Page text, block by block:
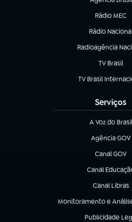
(abre em nova
Rádio MEC
(abre em
Rádio
Radioagência
(abre em nova
TV Brasil
(abre em
TV Brasil
(abre em nova
Serviços
A Voz do Brasil
(abre em nova
Agência GOV
(abre em nova
Canal GOV
(abre em
Canal
(abre em nova
Canal Libras
(abre em
Monitoramento e
(abre em nova aba)
Publicidade